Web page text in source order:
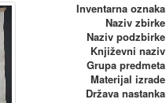
Inventarna oznaka
Naziv zbirke
Naziv podzbirke
Književni naziv
Grupa predmeta
Materijal izrade
Država nastanka